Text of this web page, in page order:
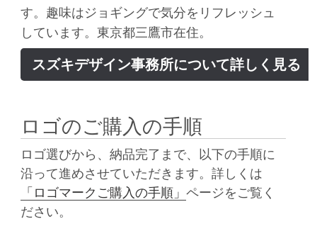
す。趣味はジョギングで気分をリフレッシュ
しています。東京都三鷹市在住。
スズキデザイン事務所について詳しく見る
ロゴのご購入の手順
ロゴ選びから、納品完了まで、以下の手順に
沿って進めさせていただきます。詳しくは
「ロゴマークご購入の手順」ページをご覧く
ださい。